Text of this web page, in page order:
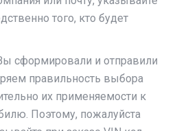
того, кто будет
сформировали и отправили
правильность выбора
их применяемости к
Поэтому, пожалуйста